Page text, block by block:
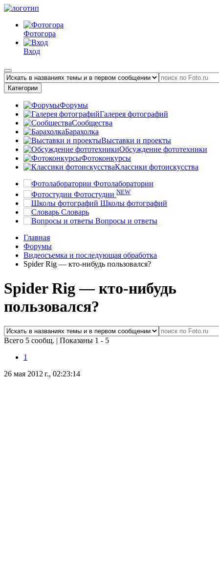
Фотогора
Вход
Категории
Форумы
Галерея фотографий
Сообщества
Барахолка
Выставки и проекты
Обсуждение фототехники
Фотоконкурсы
Классики фотоискусства
Фотолаборатории
Фотостудии NEW
Школы фотографий
Словарь
Вопросы и ответы
Главная
Форумы
Видеосъемка и последующая обработка
Spider Rig — кто-нибудь пользовался?
Spider Rig — кто-нибудь
пользовался?
Всего 5 сообщ. | Показаны 1 - 5
1
26 мая 2012 г., 02:23:14